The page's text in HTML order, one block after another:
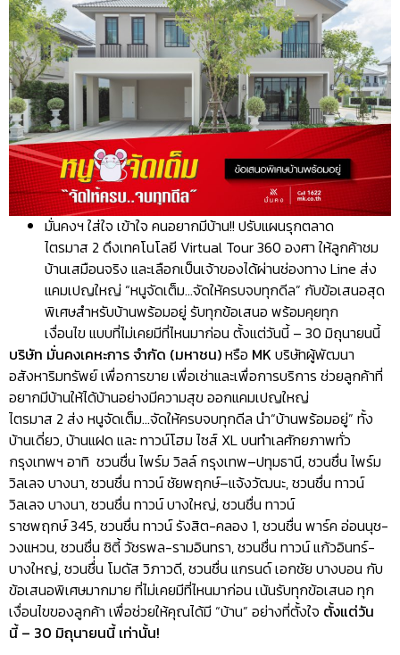
มั่นคงฯ ใส่ใจ เข้าใจ คนอยากมีบ้าน!! ปรับแผนรุกตลาด
ไตรมาส 2 ดึงเทคโนโลยี Virtual Tour 360 องศา ให้ลูกค้าชม
บ้านเสมือนจริง และเลือกเป็นเจ้าของได้ผ่านช่องทาง Line ส่ง
แคมเปญใหญ่ “หนูจัดเต็ม…จัดให้ครบจบทุกดีล” กับข้อเสนอสุด
พิเศษสำหรับบ้านพร้อมอยู่ รับทุกข้อเสนอ พร้อมคุยทุก
เงื่อนไข แบบที่ไม่เคยมีที่ไหนมาก่อน ตั้งแต่วันนี้ – 30 มิถุนายนนี้
บริษัท มั่นคงเคหะการ จำกัด (มหาชน)หรือ MK บริษัทผู้พัฒนา
อสังหาริมทรัพย์ เพื่อการขาย เพื่อเช่าและเพื่อการบริการ ช่วยลูกค้าที่
อยากมีบ้านให้ได้บ้านอย่างมีความสุข ออกแคมเปญใหญ่
ไตรมาส 2 ส่ง หนูจัดเต็ม…จัดให้ครบจบทุกดีล นำ“บ้านพร้อมอยู่” ทั้ง
บ้านเดี่ยว, บ้านแฝด และ ทาวน์โฮม ไซส์ XL บนทำเลศักยภาพทั่ว
กรุงเทพฯ อาทิ ชวนชื่น ไพร์ม วิลล์ กรุงเทพ–ปทุมธานี, ชวนชื่น ไพร์ม
วิลเลจ บางนา, ชวนชื่น ทาวน์ ชัยพฤกษ์–แจ้งวัฒนะ, ชวนชื่น ทาวน์
วิลเลจ บางนา, ชวนชื่น ทาวน์ บางใหญ่, ชวนชื่น ทาวน์
ราชพฤกษ์ 345, ชวนชื่น ทาวน์ รังสิต-คลอง 1, ชวนชื่น พาร์ค อ่อนนุช-
วงแหวน, ชวนชื่น ซิตี้ วัชรพล-รามอินทรา, ชวนชื่น ทาวน์ แก้วอินทร์-
บางใหญ่, ชวนชื่่น โมดัส วิภาวดี, ชวนชื่น แกรนด์ เอกชัย บางบอน กับ
ข้อเสนอพิเศษมากมาย ที่ไม่เคยมีที่ไหนมาก่อน เน้นรับทุกข้อเสนอ ทุก
เงื่อนไขของลูกค้า เพื่อช่วยให้คุณได้มี “บ้าน” อย่างที่ตั้งใจ ตั้งแต่วัน
นี้ – 30 มิถุนายนนี้ เท่านั้น!